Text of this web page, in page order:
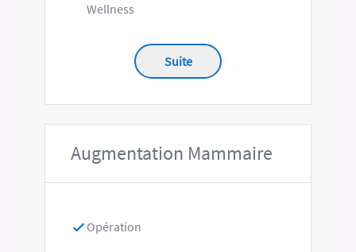
Wellness
Suite
Augmentation Mammaire
Opération